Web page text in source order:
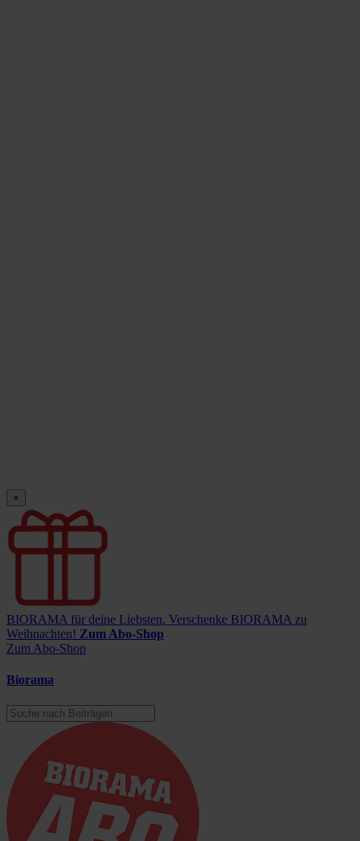
×
BIORAMA für deine Liebsten. Verschenke BIORAMA zu
Weihnachten! Zum Abo-Shop
Zum Abo-Shop
Biorama